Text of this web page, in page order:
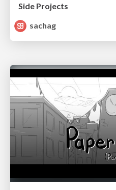
Side Projects
sachag